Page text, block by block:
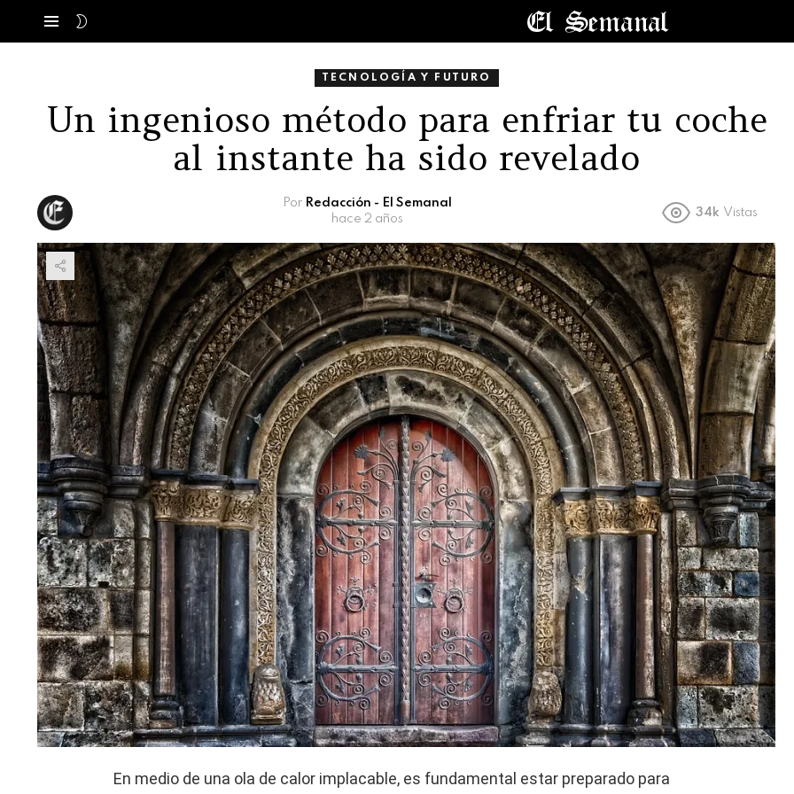
TECNOLOGÍA Y FUTURO
Un ingenioso método para enfriar tu coche
al instante ha sido revelado
Por Redacción - El Semanal
hace 2 años
34k Vistas
En medio de una ola de calor implacable, es fundamental estar preparado para